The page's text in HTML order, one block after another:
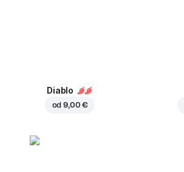
Diablo
od9,00 €